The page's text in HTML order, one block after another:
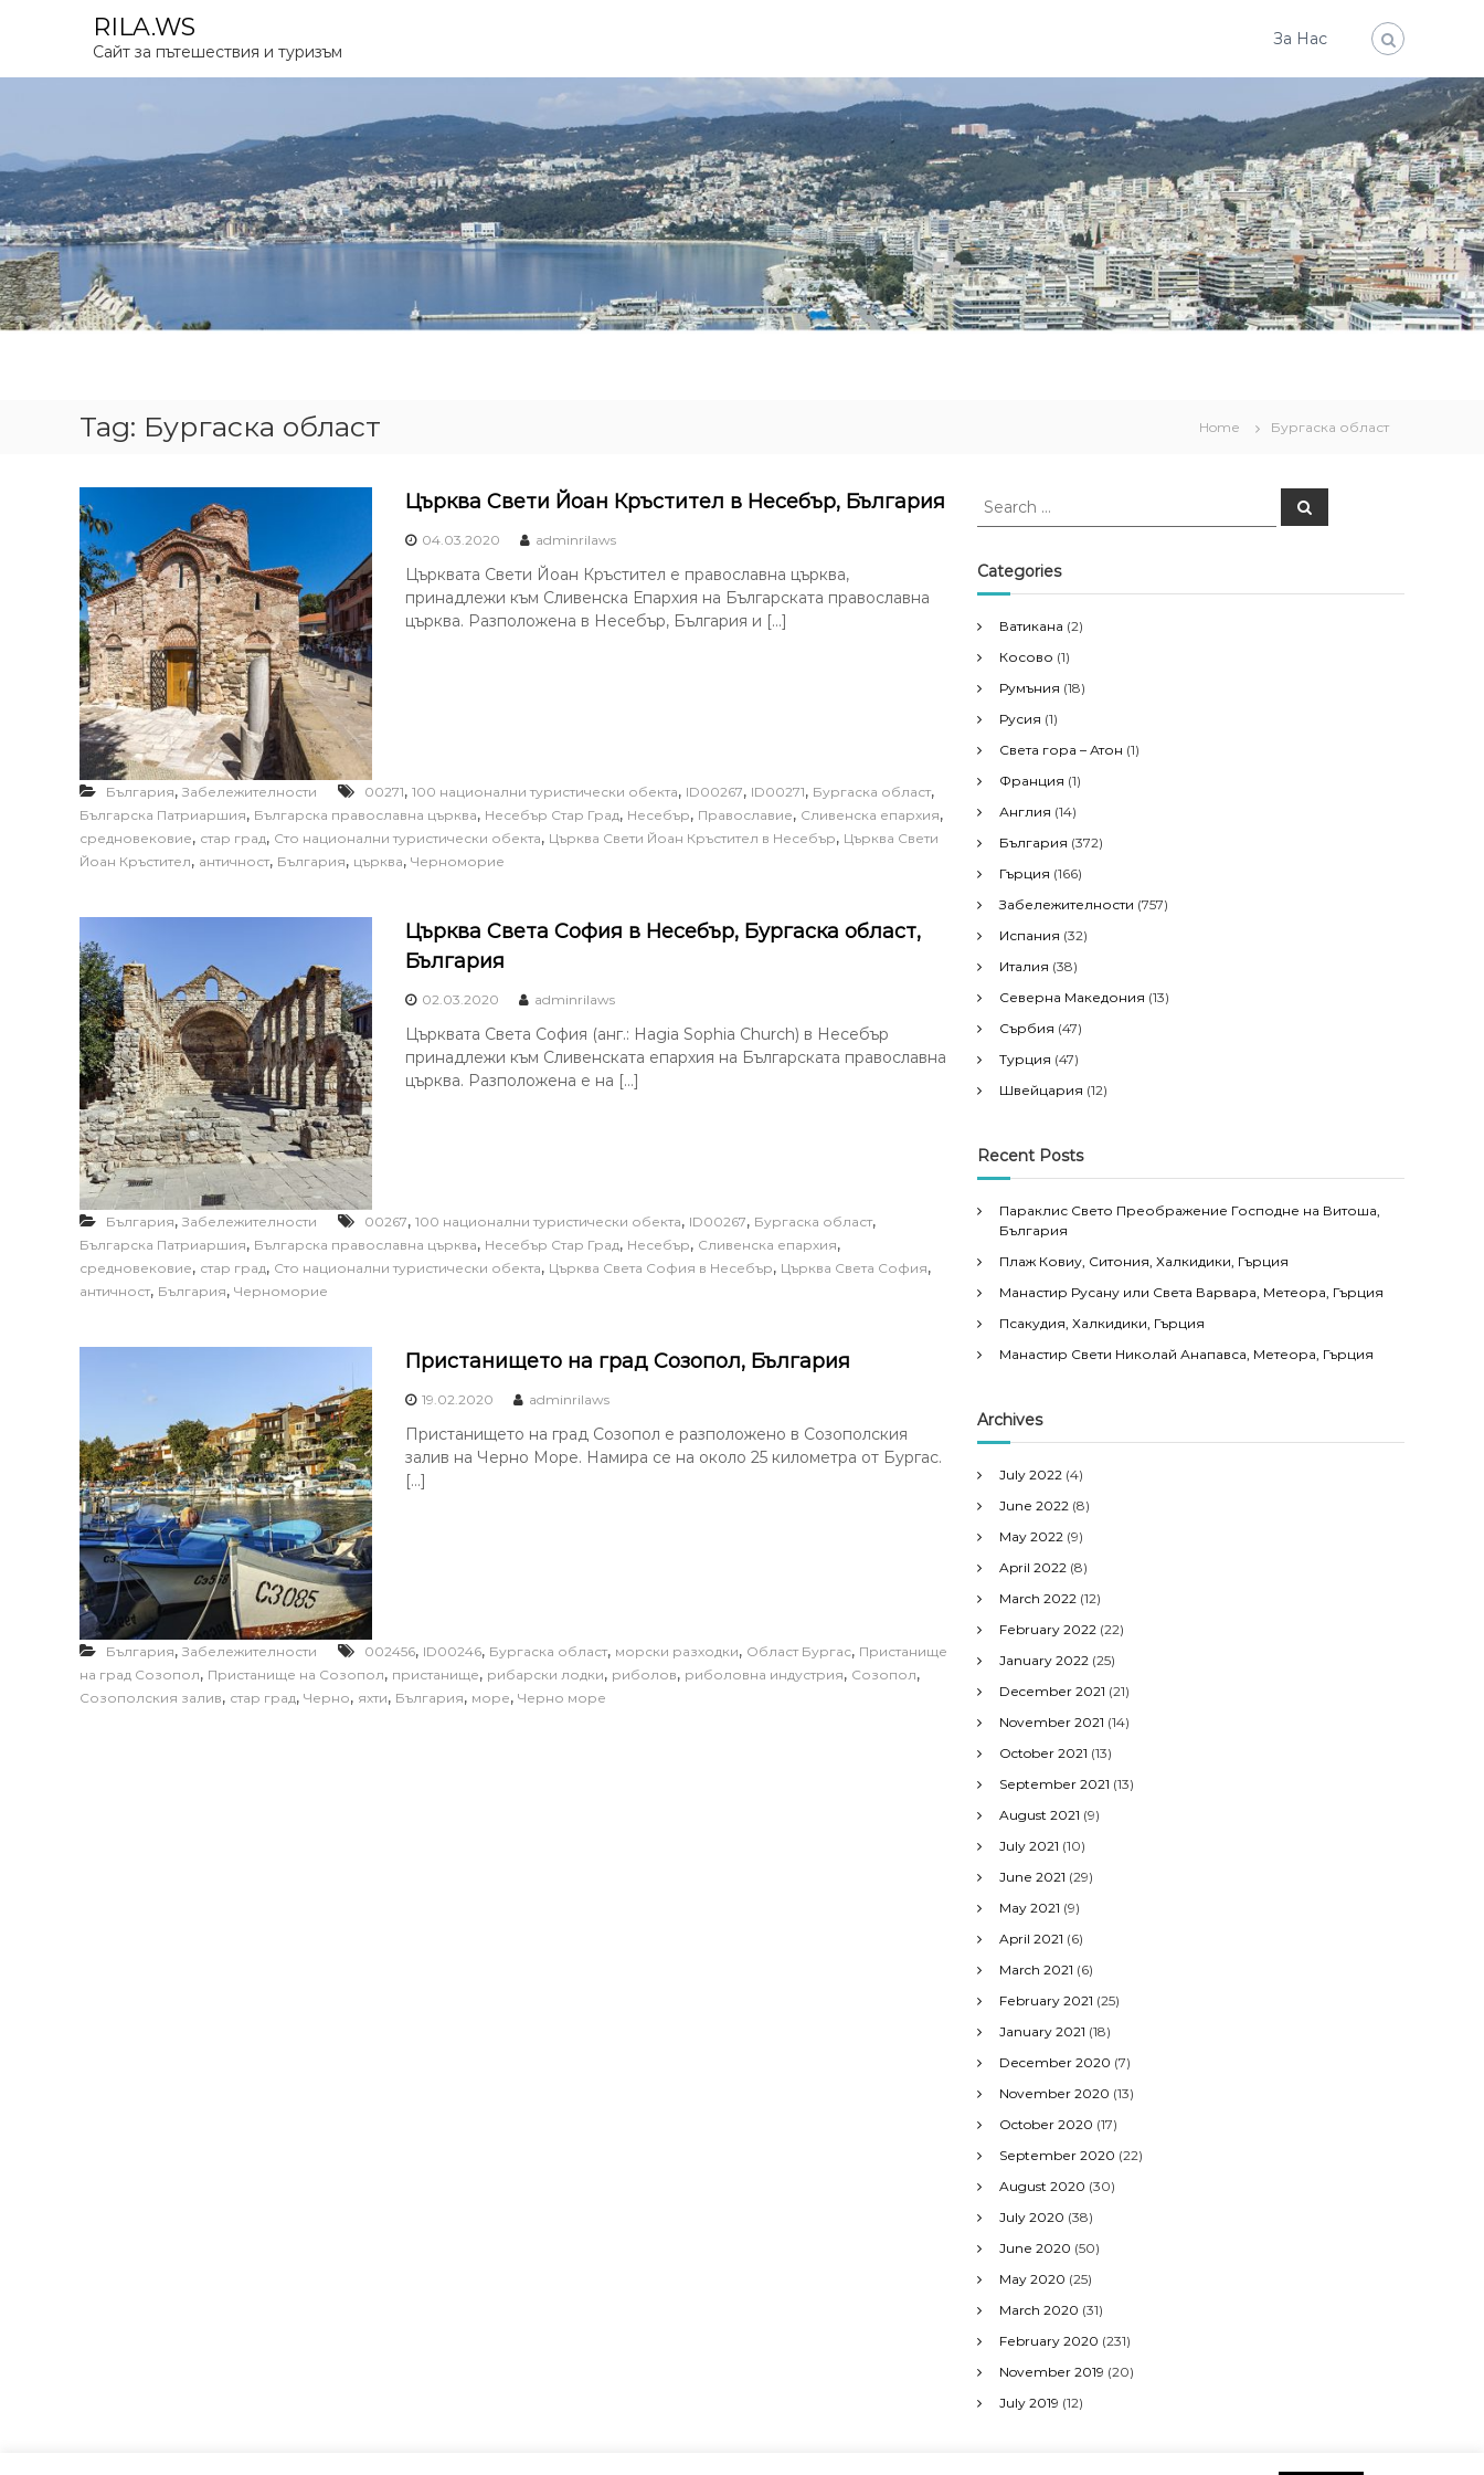
p
c
o
n
t
e
n
t
RILA.WS
Сайт за пътешествия и туризъм
За Нас
Tag: Бургаска област Home Бургаска област
Църква Свети Йоан Кръстител в Несебър, България
04.03.2020 adminrilaws
Църквата Свети Йоан Кръстител е православна църква,
принадлежи към Сливенска Епархия на Българската православна
църква. Разположена в Несебър, България и […]
България, Забележителности 00271, 100 национални туристически обекта, ID00267, ID00271, Бургаска област,
Българска Патриаршия, Българска православна църква, Несебър Стар Град, Несебър, Православие, Сливенска епархия,
средновековие, стар град, Сто национални туристически обекта, Църква Свети Йоан Кръстител в Несебър, Църква Свети
Йоан Кръстител, античност, България, църква, Черноморие
Църква Света София в Несебър, Бургаска област,
България
02.03.2020 adminrilaws
Църквата Света София (анг.: Hagia Sophia Church) в Несебър
принадлежи към Сливенската епархия на Българската православна
църква. Разположена е на […]
България, Забележителности 00267, 100 национални туристически обекта, ID00267, Бургаска област,
Българска Патриаршия, Българска православна църква, Несебър Стар Град, Несебър, Сливенска епархия,
средновековие, стар град, Сто национални туристически обекта, Църква Света София в Несебър, Църква Света София,
античност, България, Черноморие
Пристанището на град Созопол, България
19.02.2020 adminrilaws
Пристанището на град Созопол е разположено в Созополския
залив на Черно Море. Намира се на около 25 километра от Бургас.
[…]
България, Забележителности 002456, ID00246, Бургаска област, морски разходки, Област Бургас, Пристанище
на град Созопол, Пристанище на Созопол, пристанище, рибарски лодки, риболов, риболовна индустрия, Созопол,
Созополския залив, стар град, Черно, яхти, България, море, Черно море
S
r
c
f
o
r
S
e
Categories
Ватикана (2)
Косово (1)
Румъния (18)
Русия (1)
Света гора – Атон (1)
Франция (1)
Англия (14)
България (372)
Гърция (166)
Забележителности (757)
Испания (32)
Италия (38)
Северна Македония (13)
Сърбия (47)
Турция (47)
Швейцария (12)
Recent Posts
Параклис Свето Преображение Господне на Витоша,
България
Плаж Ковиу, Ситония, Халкидики, Гърция
Манастир Русану или Света Варвара, Метеора, Гърция
Псакудия, Халкидики, Гърция
Манастир Свети Николай Анапавса, Метеора, Гърция
Archives
July 2022 (4)
June 2022 (8)
May 2022 (9)
April 2022 (8)
March 2022 (12)
February 2022 (22)
January 2022 (25)
December 2021 (21)
November 2021 (14)
October 2021 (13)
September 2021 (13)
August 2021 (9)
July 2021 (10)
June 2021 (29)
May 2021 (9)
April 2021 (6)
March 2021 (6)
February 2021 (25)
January 2021 (18)
December 2020 (7)
November 2020 (13)
October 2020 (17)
September 2020 (22)
August 2020 (30)
July 2020 (38)
June 2020 (50)
May 2020 (25)
March 2020 (31)
February 2020 (231)
November 2019 (20)
July 2019 (12)